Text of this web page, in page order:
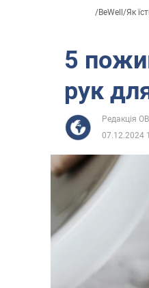
/BeWell /Як
5
рук
Редакція
07.12.2024